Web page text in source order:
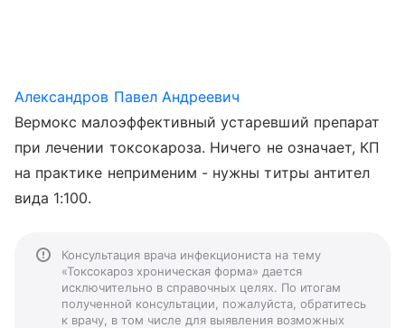
Александров Павел Андреевич
Вермокс малоэффективный устаревший препарат
при лечении токсокароза. Ничего не означает, КП
на практике неприменим - нужны титры антител
вида 1:100.
Консультация врача инфекциониста на тему
«Токсокароз хроническая форма» дается
исключительно в справочных целях. По итогам
полученной консультации, пожалуйста, обратитесь
к врачу, в том числе для выявления возможных